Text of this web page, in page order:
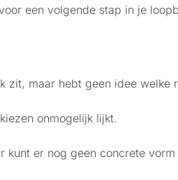
een volgende stap in je
zit, maar hebt geen idee welke
onmogelijk lijkt.
kunt er nog geen concrete vorm